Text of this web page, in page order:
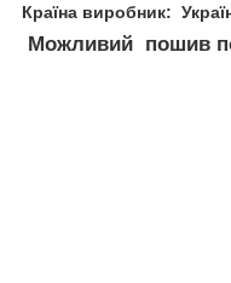
Країна виробник:
Можливий пошив